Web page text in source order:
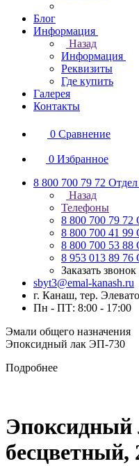
Блог
Информация
Назад
Информация
Реквизиты
Где купить
Галерея
Контакты
0 Сравнение
0 Избранное
8 800 700 79 72
Назад
Телефоны
8 800 700 79 72
8 800 700 41 99
8 800 700 53 88
8 953 013 89 76
Заказать звонок
sbyt3@emal-kanash.ru
г. Канаш, тер.
Пн - ПТ: 8:00 - 17:00
Эмали общего назначения
Эпоксидный лак ЭП-730
Подробнее
бесцветный,